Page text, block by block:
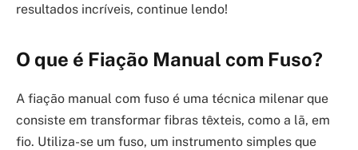
resultados incríveis, continue lendo!
O que é Fiação Manual com Fuso?
A fiação manual com fuso é uma técnica milenar que
consiste em transformar fibras têxteis, como a lã, em
fio. Utiliza-se um fuso, um instrumento simples que